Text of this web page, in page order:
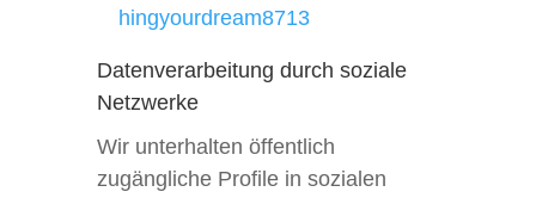
hingyourdream8713
Datenverarbeitung durch soziale
Netzwerke
Wir unterhalten öffentlich
zugängliche Profile in sozialen